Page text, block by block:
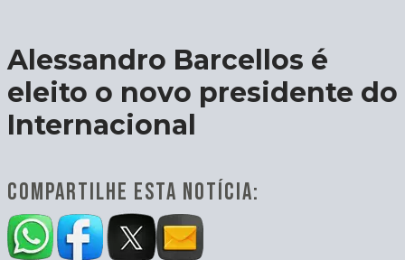
Alessandro Barcellos é
eleito o novo presidente do
Internacional
COMPARTILHE ESTA NOTÍCIA: